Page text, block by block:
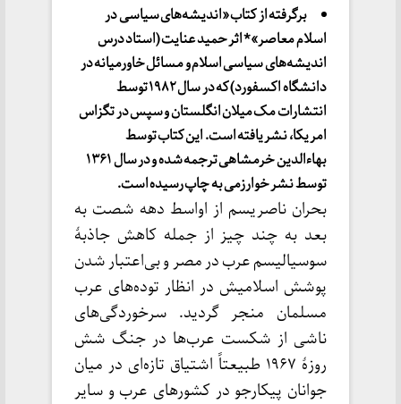
برگرفته از کتاب «اندیشه‌های سیاسی در
اسلام معاصر»* اثر حمید عنایت (استاد درس
اندیشه‌های سیاسی اسلام و مسائل خاورمیانه در
دانشگاه اکسفورد) که در سال ۱۹۸۲ توسط
انتشارات مک میلان انگلستان و سپس در تگزاس
امریکا، نشر یافته است. این کتاب توسط
بهاءالدین خرمشاهی ترجمه شده و در سال ۱۳۶۱
توسط نشر خوارزمی به چاپ رسیده است.
بحران ناصریسم از اواسط دهه شصت به
بعد به چند چیز از جمله کاهش جاذبۀ
سوسیالیسم عرب در مصر و بی‌اعتبار شدن
پوشش اسلامیش در انظار توده‌های عرب
مسلمان منجر گردید. سرخوردگی‌های
ناشی از شکست عرب‌ها در جنگ شش
روزۀ ۱۹۶۷ طبيعتاً اشتیاق تازه‌ای در میان
جوانان پیکارجو در کشورهای عرب و سایر